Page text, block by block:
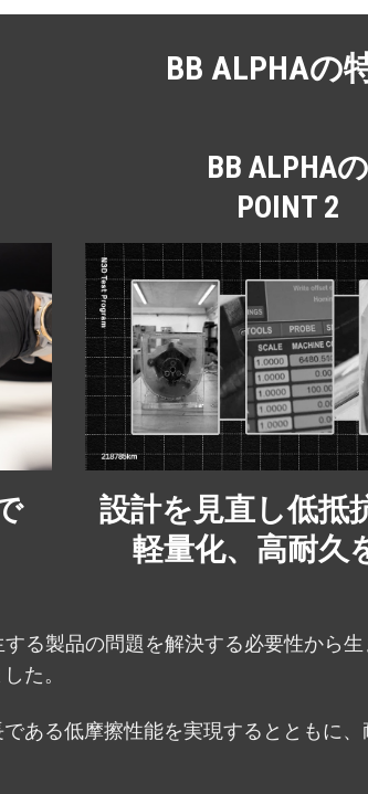
BB ALPHAの
BB ALPHAの
POINT 2
設計を見直し低抵
軽量化、高耐久
する製品の問題を解決する必要性か
た。
長である低摩擦性能を実現するととも